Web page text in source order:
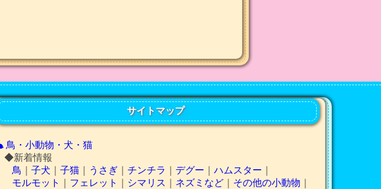
サイトマップ
鳥・小動物・犬・猫
◆新着情報
鳥
子犬 子猫｜ うさぎ｜ チンチラ デグー ハムスター
モルモット
フェレット シマリス ネズミなど｜ その他の小動物